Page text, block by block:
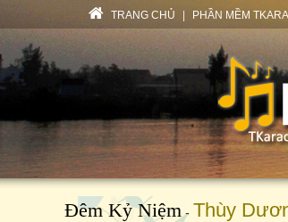
TRANG CHỦ PHẦN MỀM
Đêm Kỷ Niệm- Thùy